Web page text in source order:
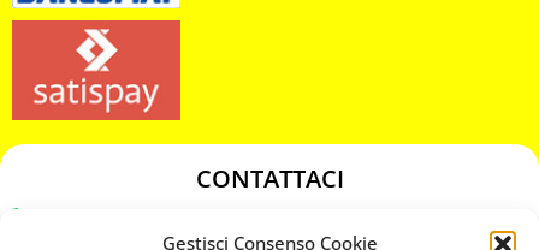
Gestisci Consenso Cookie
CONTATTACI